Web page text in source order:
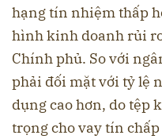
hạng tín nhiệm thấp
hình kinh doanh rủi
Chính phủ. So với
phải đối mặt với tỷ lệ
dụng cao hơn, do tệp
trọng cho vay tín